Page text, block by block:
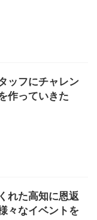
ッフにチャレン
作っていきた
れた高知に恩返
々なイベントを